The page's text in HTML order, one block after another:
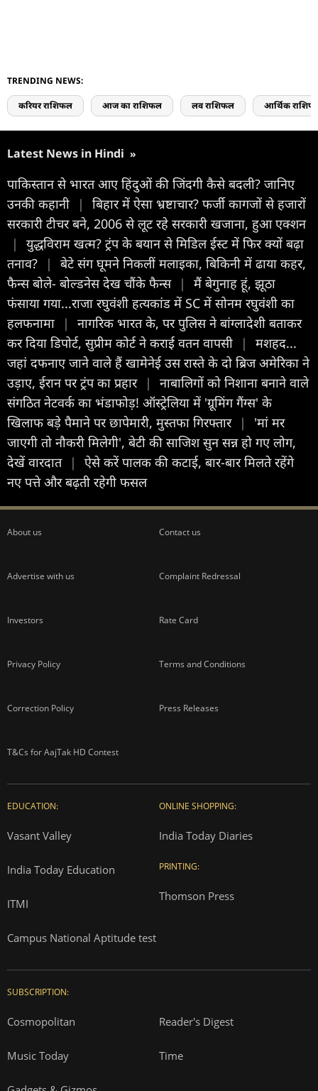
TRENDING NEWS:
करियर राशिफल आज का राशिफल लव राशिफल आर्थिक
Latest News in Hindi »
पाकिस्तान से भारत आए हिंदुओं की जिंदगी कैसे बदली? जानिए
उनकी कहानी
|
बिहार में ऐसा भ्रष्टाचार? फर्जी कागजों से हजारों
सरकारी टीचर बने, 2006 से लूट रहे सरकारी खजाना, हुआ एक्शन
|
युद्धविराम खत्म? ट्रंप के बयान से मिडिल ईस्ट में फिर क्यों बढ़ा
तनाव?
|
बेटे संग घूमने निकलीं मलाइका, बिकिनी में ढाया कहर,
फैन्स बोले- बोल्डनेस देख चौंके फैन्स |
मैं बेगुनाह हूं, झूठा
फंसाया गया...राजा रघुवंशी हत्यकांड में SC में सोनम रघुवंशी का
हलफनामा
|
नागरिक भारत के, पर पुलिस ने बांग्लादेशी बताकर
कर दिया डिपोर्ट, सुप्रीम कोर्ट ने कराई वतन वापसी
|
मशहद...
जहां दफनाए जाने वाले हैं खामेनेई उस रास्ते के दो ब्रिज अमेरिका ने
उड़ाए, ईरान पर ट्रंप का प्रहार |
नाबालिगों को निशाना बनाने वाले
संगठित नेटवर्क का भंडाफोड़! ऑस्ट्रेलिया में 'ग्रूमिंग गैंग्स' के
खिलाफ बड़े पैमाने पर छापेमारी, मुस्तफा गिरफ्तार |
'मां मर
जाएगी तो नौकरी मिलेगी', बेटी की साजिश सुन सन्न हो गए लोग,
देखें वारदात |
ऐसे करें पालक की कटाई, बार-बार मिलते रहेंगे
नए पत्ते और बढ़ती रहेगी फसल
About us Contact us
Advertise with us Complaint Redressal
Investors Rate Card
Privacy Policy Terms and Conditions
Correction Policy Press Releases
T&Cs for AajTak HD Contest
EDUCATION:
Vasant Valley
India Today Education
ITMI
Campus National Aptitude test
ONLINE SHOPPING:
India Today Diaries
PRINTING:
Thomson Press
SUBSCRIPTION:
Cosmopolitan Reader's Digest
Music Today Time